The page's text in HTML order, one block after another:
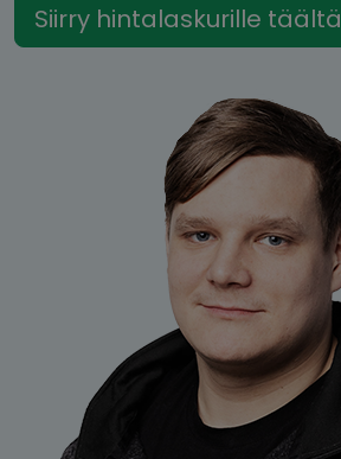
Siirry hintalaskurille täältä